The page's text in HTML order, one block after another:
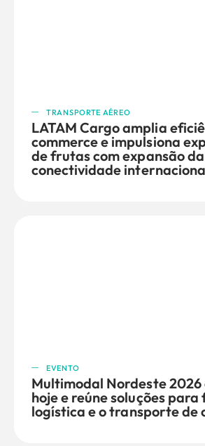
TRANSPORTE AÉREO
LATAM Cargo amplia
commerce e impulsiona
de frutas com expansão da
conectividade
EVENTO
Multimodal Nordeste 2026
hoje e reúne soluções
logística e o transporte de